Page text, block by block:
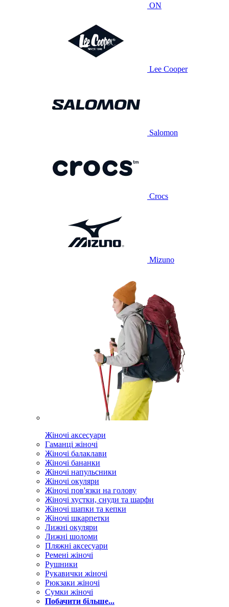
ON
Lee Cooper
Salomon
Crocs
Mizuno
Жіночі аксесуари
Гаманці жіночі
Жіночі балаклави
Жіночі бананки
Жіночі напульсники
Жіночі окуляри
Жіночі пов'язки на голову
Жіночі хустки, снуди та шарфи
Жіночі шапки та кепки
Жіночі шкарпетки
Лижні окуляри
Лижні шоломи
Пляжні аксесуари
Ремені жіночі
Рушники
Рукавички жіночі
Рюкзаки жіночі
Сумки жіночі
Побачити більше...